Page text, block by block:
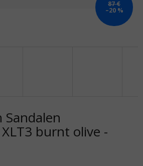
87 €
–20 %
Sandalen
XLT3 burnt olive -